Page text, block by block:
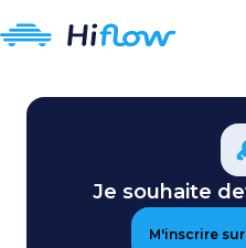
Je souhaite
M'inscrire